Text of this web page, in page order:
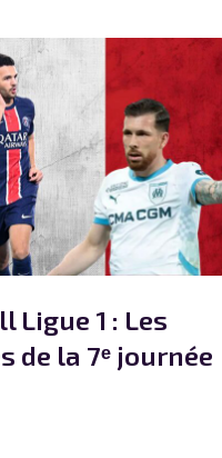
Ligue 1 : Les
de la 7ᵉ journée